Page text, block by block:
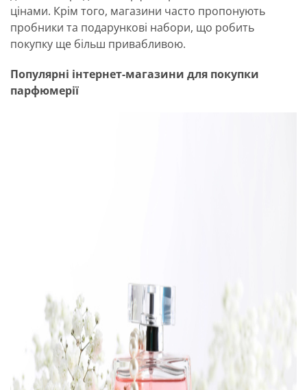
цінами. Крім того, магазини часто пропонують
пробники та подарункові набори, що робить
покупку ще більш привабливою.
Популярні інтернет-магазини для покупки
парфюмерії